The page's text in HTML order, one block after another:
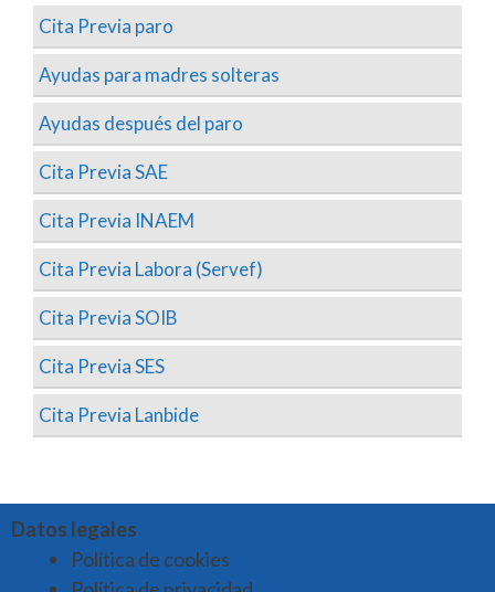
Cita Previa paro
Ayudas para madres solteras
Ayudas después del paro
Cita Previa SAE
Cita Previa INAEM
Cita Previa Labora (Servef)
Cita Previa SOIB
Cita Previa SES
Cita Previa Lanbide
Datos legales
Política de cookies